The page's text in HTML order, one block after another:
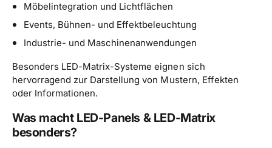
Möbelintegration und Lichtflächen
Events, Bühnen- und Effektbeleuchtung
Industrie- und Maschinenanwendungen
Besonders LED-Matrix-Systeme eignen sich
hervorragend zur Darstellung von Mustern, Effekten
oder Informationen.
Was macht LED-Panels & LED-Matrix
besonders?